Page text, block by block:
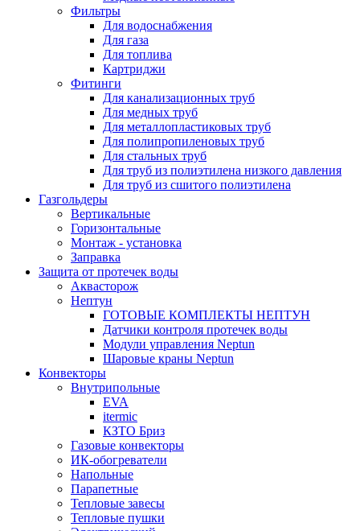
Фильтры
Для водоснабжения
Для газа
Для топлива
Картриджи
Фитинги
Для канализационных труб
Для медных труб
Для металлопластиковых труб
Для полипропиленовых труб
Для стальных труб
Для труб из полиэтилена низкого давления
Для труб из сшитого полиэтилена
Газгольдеры
Вертикальные
Горизонтальные
Монтаж - установка
Заправка
Защита от протечек воды
Аквасторож
Нептун
ГОТОВЫЕ КОМПЛЕКТЫ НЕПТУН
Датчики контроля протечек воды
Модули управления Neptun
Шаровые краны Neptun
Конвекторы
Внутрипольные
EVA
itermic
КЗТО Бриз
Газовые конвекторы
ИК-обогреватели
Напольные
Парапетные
Тепловые завесы
Тепловые пушки